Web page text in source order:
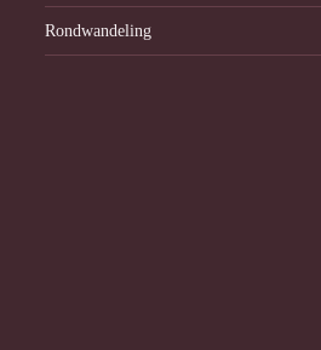
Rondwandeling